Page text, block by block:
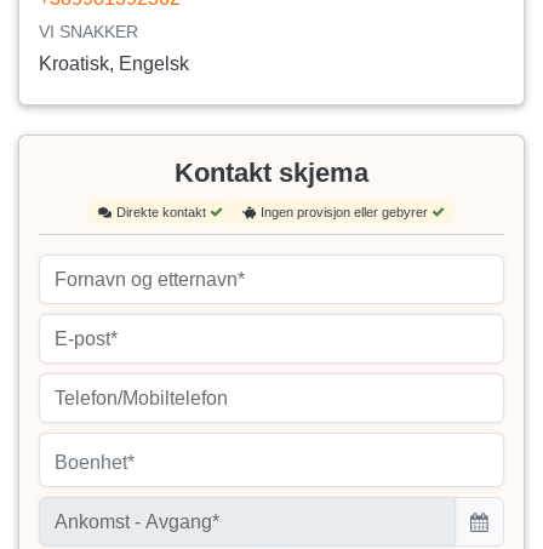
VI SNAKKER
Kroatisk, Engelsk
Kontakt skjema
Direkte kontakt Ingen provisjon eller gebyrer
Boenhet*